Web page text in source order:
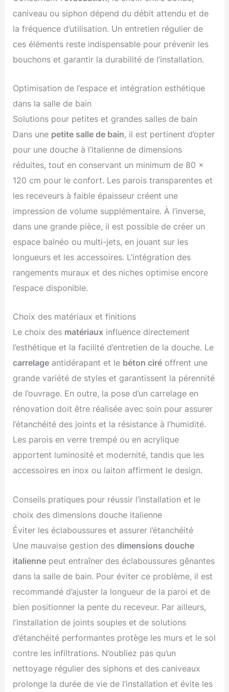
caniveau ou siphon dépend du débit attendu et de
la fréquence d’utilisation. Un entretien régulier de
ces éléments reste indispensable pour prévenir les
bouchons et garantir la durabilité de l’installation.
Optimisation de l’espace et intégration esthétique
dans la salle de bain
Solutions pour petites et grandes salles de bain
Dans une petite salle de bain, il est pertinent d’opter
pour une douche à l’italienne de dimensions
réduites, tout en conservant un minimum de 80 x
120 cm pour le confort. Les parois transparentes et
les receveurs à faible épaisseur créent une
impression de volume supplémentaire. À l’inverse,
dans une grande pièce, il est possible de créer un
espace balnéo ou multi-jets, en jouant sur les
longueurs et les accessoires. L’intégration des
rangements muraux et des niches optimise encore
l’espace disponible.
Choix des matériaux et finitions
Le choix des matériaux influence directement
l’esthétique et la facilité d’entretien de la douche. Le
carrelage antidérapant et le béton ciré offrent une
grande variété de styles et garantissent la pérennité
de l’ouvrage. En outre, la pose d’un carrelage en
rénovation doit être réalisée avec soin pour assurer
l’étanchéité des joints et la résistance à l’humidité.
Les parois en verre trempé ou en acrylique
apportent luminosité et modernité, tandis que les
accessoires en inox ou laiton affirment le design.
Conseils pratiques pour réussir l’installation et le
choix des dimensions douche italienne
Éviter les éclaboussures et assurer l’étanchéité
Une mauvaise gestion desdimensions douche
italienne peut entraîner des éclaboussures gênantes
dans la salle de bain. Pour éviter ce problème, il est
recommandé d’ajuster la longueur de la paroi et de
bien positionner la pente du receveur. Par ailleurs,
l’installation de joints souples et de solutions
d’étanchéité performantes protège les murs et le sol
contre les infiltrations. N’oubliez pas qu’un
nettoyage régulier des siphons et des caniveaux
prolonge la durée de vie de l’installation et évite les